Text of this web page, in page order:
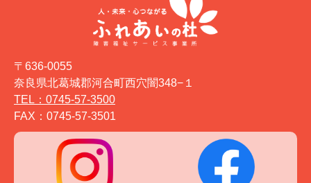
ン〒636-0055
奈良県北葛城郡河合町西穴闇348−１
TEL：0745-57-3500
FAX：0745-57-3501